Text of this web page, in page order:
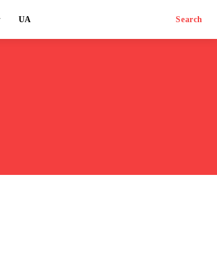
UA Search